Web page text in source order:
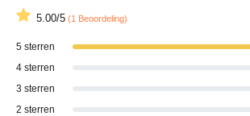
5.00/5 (1 Beoordeling)
5 sterren
4 sterren
3 sterren
2 sterren